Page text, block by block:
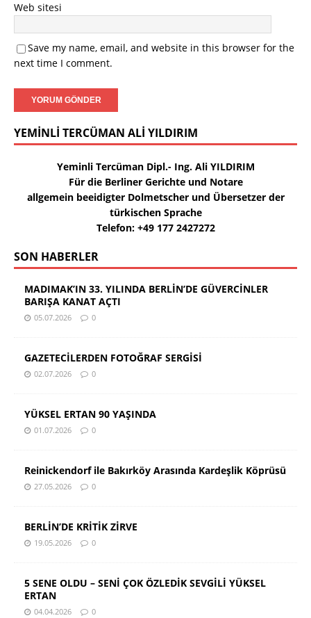
Web sitesi
Save my name, email, and website in this browser for the
next time I comment.
YEMINLI TERCÜMAN ALI YILDIRIM
Yeminli Tercüman Dipl.- Ing. Ali YILDIRIM
Für die Berliner Gerichte und Notare
allgemein beeidigter Dolmetscher und Übersetzer der
türkischen Sprache
Telefon: +49 177 2427272
SON HABERLER
MADIMAK’IN 33. YILINDA BERLİN’DE GÜVERCİNLER
BARIŞA KANAT AÇTI
05.07.2026 0
GAZETECİLERDEN FOTOĞRAF SERGİSİ
02.07.2026 0
YÜKSEL ERTAN 90 YAŞINDA
01.07.2026 0
Reinickendorf ile Bakırköy Arasında Kardeşlik Köprüsü
27.05.2026 0
BERLİN’DE KRİTİK ZİRVE
19.05.2026 0
5 SENE OLDU – SENİ ÇOK ÖZLEDİK SEVGİLİ YÜKSEL
ERTAN
04.04.2026 0